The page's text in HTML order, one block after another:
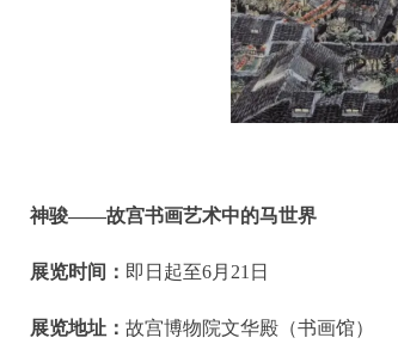
神骏——故宫书画艺术中的马世界
展览时间： 即日起至6月21日
展览地址： 故宫博物院文华殿（书画馆）